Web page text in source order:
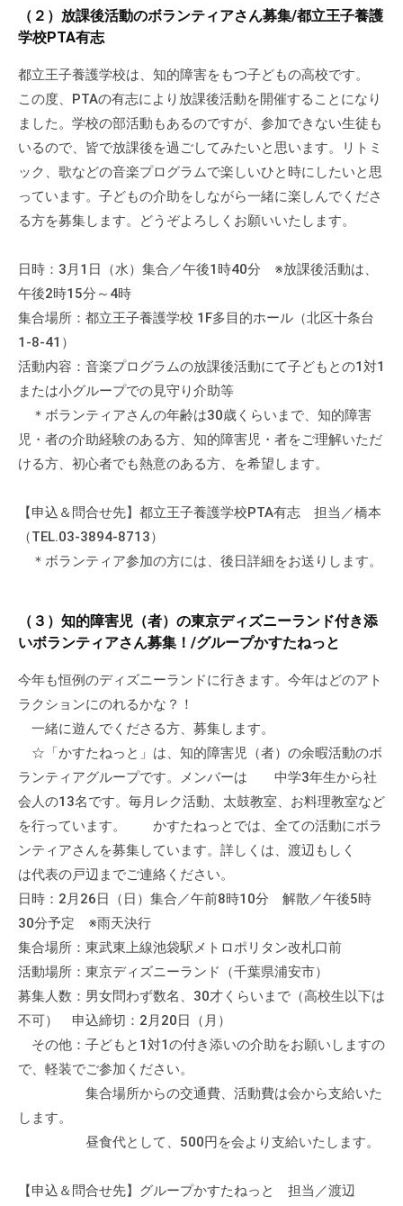
総
合
な
情
報
交
流
。
様
々
な
催
し
講
座
開
や
機
の
貸
ど
の
事
こ
な
っ
て
い
ま
。
所
（２）放課後活動のボランティアさん募集/都立王子養護
学校PTA有志
都立王子養護学校は、知的障害をもつ子どもの高校です。
この度、PTAの有志により放課後活動を開催することになり
ました。学校の部活動もあるのですが、参加できない生徒も
いるので、皆で放課後を過ごしてみたいと思います。リトミ
ック、歌などの音楽プログラムで楽しいひと時にしたいと思
っています。子どもの介助をしながら一緒に楽しんでくださ
る方を募集します。どうぞよろしくお願いいたします。
日時：3月1日（水）集合／午後1時40分 ※放課後活動は、
午後2時15分～4時
集合場所：都立王子養護学校 1F多目的ホール（北区十条台
1-8-41）
活動内容：音楽プログラムの放課後活動にて子どもとの1対1
または小グループでの見守り介助等
＊ボランティアさんの年齢は30歳くらいまで、知的障害
児・者の介助経験のある方、知的障害児・者をご理解いただ
ける方、初心者でも熱意のある方、を希望します。
【申込＆問合せ先】都立王子養護学校PTA有志 担当／橋本
（TEL.03-3894-8713）
＊ボランティア参加の方には、後日詳細をお送りします。
（３）知的障害児（者）の東京ディズニーランド付き添
いボランティアさん募集！/グループかすたねっと
今年も恒例のディズニーランドに行きます。今年はどのアト
ラクションにのれるかな？！
一緒に遊んでくださる方、募集します。
☆「かすたねっと」は、知的障害児（者）の余暇活動のボ
ランティアグループです。メンバーは 中学3年生から社
会人の13名です。毎月レク活動、太鼓教室、お料理教室など
を行っています。 かすたねっとでは、全ての活動にボラ
ンティアさんを募集しています。詳しくは、渡辺もしく
は代表の戸辺までご連絡ください。
日時：2月26日（日）集合／午前8時10分 解散／午後5時
30分予定 ※雨天決行
集合場所：東武東上線池袋駅メトロポリタン改札口前
活動場所：東京ディズニーランド（千葉県浦安市）
募集人数：男女問わず数名、30才くらいまで（高校生以下は
不可） 申込締切：2月20日（月）
その他：子どもと1対1の付き添いの介助をお願いしますの
で、軽装でご参加ください。
集合場所からの交通費、活動費は会から支給いた
します。
昼食代として、500円を会より支給いたします。
【申込＆問合せ先】グループかすたねっと 担当／渡辺